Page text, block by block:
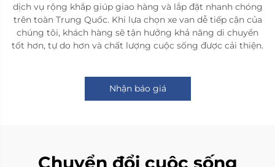
dịch vụ rộng khắp giúp giao hàng và lắp đặt nhanh chóng
trên toàn Trung Quốc. Khi lựa chọn xe van dễ tiếp cận của
chúng tôi, khách hàng sẽ tận hưởng khả năng di chuyển
tốt hơn, tự do hơn và chất lượng cuộc sống được cải thiện.
Nhận báo giá
Chuyển đổi cuộc sống